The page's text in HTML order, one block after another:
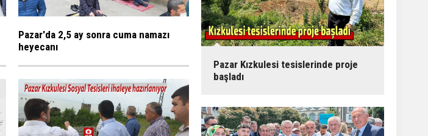
Pazar'da 2,5 ay sonra cuma namazı
heyecanı
Pazar Kızkulesi tesislerinde proje
başladı